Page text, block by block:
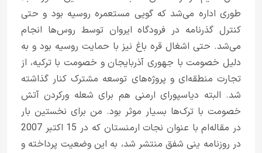
طوری اداره می‌شد که گویی مستعمره روسیه بود و حتی
کنترل گذرنامه در فرودگاه ایروان توسط روس‌ها انجام
می‌شد. حتی اشغال قره باغ نیز با حمایت روسیه بود و به
دلیل خصومت با جهوری آذربایجان و خصومت با ترکیه، از
تجارت منطقه‌ای و پروژه‌های توسعه مشترک کنار گذاشته
شد. البته دیاسپورای ارمنی هم برای شعله ورکردن آتش
خصومت با ترک‌ها بسیار موثر بود. من برای نخستین بار
در مقاله‌ام با عنوان نجات ارمنستان که در 15 اکتبر 2007
در روزنامه ینی شفق منتشر شد، به این وضعیت پرداخته و